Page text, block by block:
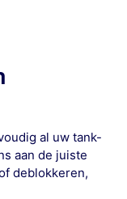
al uw tank-
aan de juiste
deblokkeren,